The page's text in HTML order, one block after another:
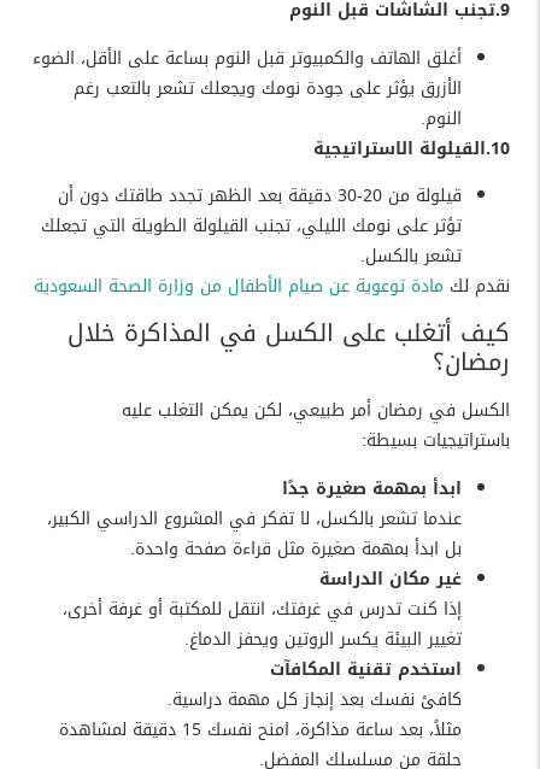
9.تجنب الشاشات قبل النوم
أغلق الهاتف والكمبيوتر قبل النوم بساعة على الأقل، الضوء
الأزرق يؤثر على جودة نومك ويجعلك تشعر بالتعب رغم
النوم.
10.القيلولة الاستراتيجية
قيلولة من 20-30 دقيقة بعد الظهر تجدد طاقتك دون أن
تؤثر على نومك الليلي، تجنب القيلولة الطويلة التي تجعلك
تشعر بالكسل.
نقدم لك مادة توعوية عن صيام الأطفال من وزارة الصحة السعودية
كيف أتغلب على الكسل في المذاكرة خلال
رمضان؟
الكسل في رمضان أمر طبيعي، لكن يمكن التغلب عليه
باستراتيجيات بسيطة:
ابدأ بمهمة صغيرة جدًا
عندما تشعر بالكسل، لا تفكر في المشروع الدراسي الكبير،
بل ابدأ بمهمة صغيرة مثل قراءة صفحة واحدة.
غير مكان الدراسة
إذا كنت تدرس في غرفتك، انتقل للمكتبة أو غرفة أخرى،
تغيير البيئة يكسر الروتين ويحفز الدماغ.
استخدم تقنية المكافآت
كافئ نفسك بعد إنجاز كل مهمة دراسية.
مثلاً، بعد ساعة مذاكرة، امنح نفسك 15 دقيقة لمشاهدة
حلقة من مسلسلك المفضل.